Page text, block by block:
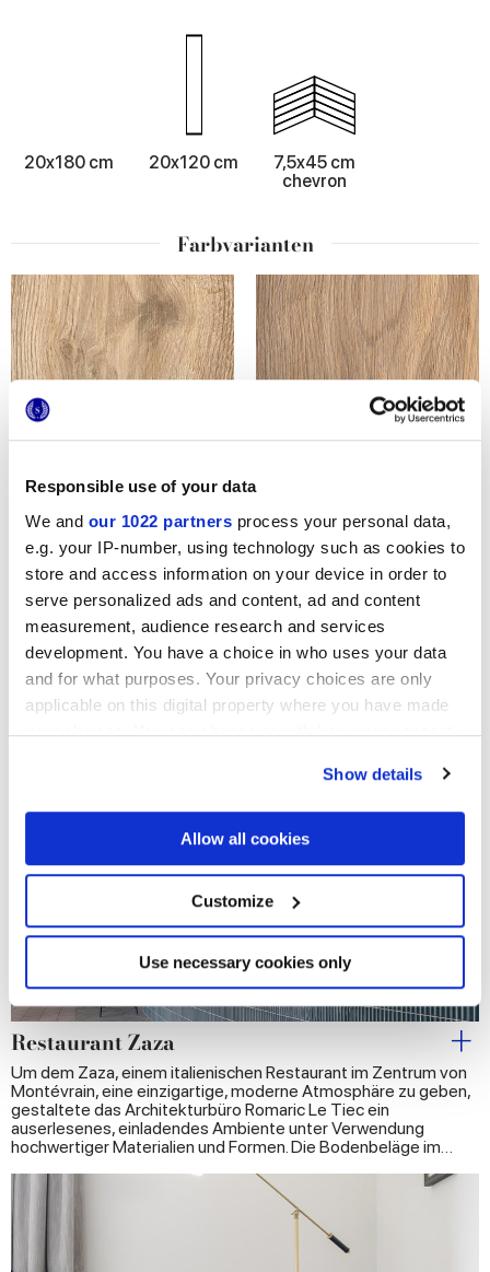
Responsible use of your data
We and our 1022 partners process your personal data,
e.g. your IP-number, using technology such as cookies to
store and access information on your device in order to
serve personalized ads and content, ad and content
measurement, audience research and services
development. You have a choice in who uses your data
and for what purposes. Your privacy choices are only
applicable on this digital property where you have made
your choices. You can change or withdraw your consent
If you allow, we would also like to:
Collect information about your geographical
location which can be accurate to within several
Identify your device by actively scanning it for
specific characteristics (fingerprinting)
Find out more about how your personal data is processed
and set your preferences in thedetails section.
We use cookies to personalise content and ads, to
provide social media features and to analyse our traffic.
We also share information about your use of our site with
our social media, advertising and analytics partners who
may combine it with other information that you’ve
of their services.
Show details
Allow all cookies
Customize
Use necessary cookies only
20x180 cm 20x120 cm
7,5x45 cm
chevron
Farbvarianten
ELISIR ROYAL BEIGE ELISIR ROYAL DORATO
ELISIR ROYAL CASTANO
Projekte
Restaurant Zaza
Um dem Zaza, einem italienischen Restaurant im Zentrum von
Montévrain, eine einzigartige, moderne Atmosphäre zu geben,
gestaltete das Architekturbüro Romaric Le Tiec ein
auserlesenes, einladendes Ambiente unter Verwendung
hochwertiger Materialien und Formen. Die Bodenbeläge im…